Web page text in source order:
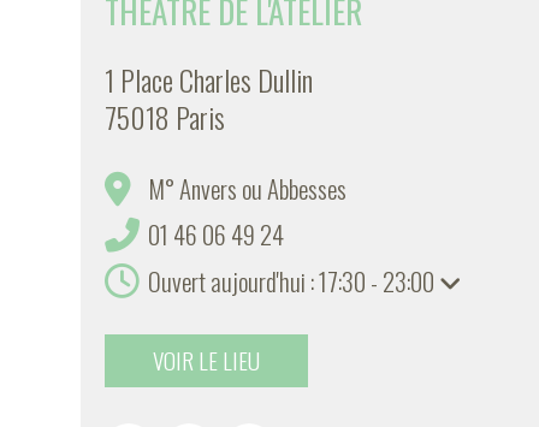
THÉÂTRE DE L'ATELIER
1 Place Charles Dullin
75018 Paris
M° Anvers ou Abbesses
01 46 06 49 24
Ouvert aujourd'hui : 17:30 - 23:00
VOIR LE LIEU